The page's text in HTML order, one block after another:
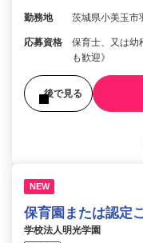
勤務地 茨城県小美玉市
応募資格
保育士、又は幼
も歓迎》
後で見る
NEW
保育園または認定
学校法人明光学園